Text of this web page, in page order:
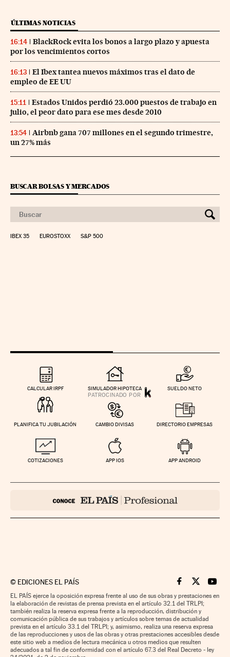
ÚLTIMAS NOTICIAS
16:14
BlackRock evita los bonos a largo plazo y apuesta
por los vencimientos cortos
16:13
El Ibex tantea nuevos máximos tras el dato de
empleo de EE UU
15:11
Estados Unidos perdió 23.000 puestos de trabajo en
julio, el peor dato para ese mes desde 2010
13:54
Airbnb gana 707 millones en el segundo trimestre,
un 27% más
BUSCAR BOLSAS Y MERCADOS
IBEX 35 EUROSTOXX S&P 500
CALCULAR IRPF SIMULADOR HIPOTECA SUELDO NETO
PLANIFICA TU JUBILACIÓN CAMBIO DIVISAS DIRECTORIO EMPRESAS
COTIZACIONES APP IOS APP ANDROID
© EDICIONES EL PAÍS Cinco Días en
Cinco Días
Cinco
EL PAÍS ejerce la oposición expresa frente al uso de sus obras y prestaciones en
la elaboración de revistas de prensa prevista en el artículo 32.1 del TRLPI;
también realiza la reserva expresa frente a la reproducción, distribución y
comunicación pública de sus trabajos y artículos sobre temas de actualidad
prevista en el artículo 33.1 del TRLPI; y, asimismo, realiza una reserva expresa
de las reproducciones y usos de las obras y otras prestaciones accesibles desde
este sitio web a medios de lectura mecánica u otros medios que resulten
adecuados a tal fin de conformidad con el artículo 67.3 del Real Decreto - ley